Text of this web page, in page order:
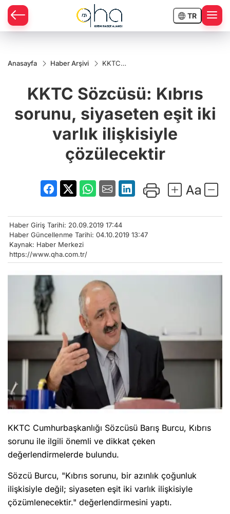
TR
Anasayfa Haber Arşivi
KKTC
sorunu,
siyaseten
ilişkisiyle
çözülecektir
KKTC Sözcüsü: Kıbrıs
sorunu, siyaseten eşit iki
varlık ilişkisiyle
çözülecektir
Haber Giriş Tarihi: 20.09.2019 17:44
Haber Güncellenme Tarihi: 04.10.2019 13:47
Kaynak: Haber Merkezi
https://www.qha.com.tr/
KKTC Cumhurbaşkanlığı Sözcüsü Barış Burcu, Kıbrıs
sorunu ile ilgili önemli ve dikkat çeken
değerlendirmelerde bulundu.
Sözcü Burcu, "Kıbrıs sorunu, bir azınlık çoğunluk
ilişkisiyle değil; siyaseten eşit iki varlık ilişkisiyle
çözümlenecektir." değerlendirmesini yaptı.